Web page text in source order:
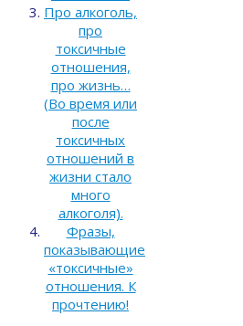
Про алкоголь,
про
токсичные
отношения,
про жизнь…
(Во время или
после
токсичных
отношений в
жизни стало
много
алкоголя).
Фразы,
показывающие
«токсичные»
отношения. К
прочтению!